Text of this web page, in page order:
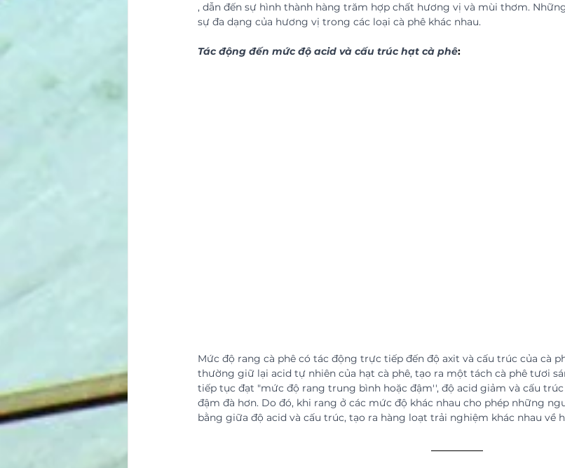
, dẫn đến sự hình thành hàng trăm hợp chất hương vị và mùi thơm.
sự đa dạng của hương vị trong các loại cà phê khác nhau.
Tác động đến mức độ acid và cấu trúc hạt cà phê:
Mức độ rang cà phê có tác động trực tiếp đến độ axit và cấu trúc của cà
thường giữ lại acid tự nhiên của hạt cà phê, tạo ra một tách cà phê tươi
tiếp tục đạt "mức độ rang trung bình hoặc đậm'', độ acid giảm và cấu trúc
đậm đà hơn. Do đó, khi rang ở các mức độ khác nhau cho phép những
bằng giữa độ acid và cấu trúc, tạo ra hàng loạt trải nghiệm khác nhau về